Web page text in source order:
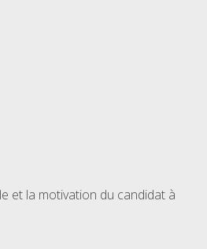
et la motivation du candidat à